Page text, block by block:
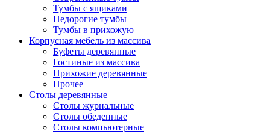
Тумбы с ящиками
Недорогие тумбы
Тумбы в прихожую
Корпусная мебель из массива
Буфеты деревянные
Гостиные из массива
Прихожие деревянные
Прочее
Столы деревянные
Столы журнальные
Столы обеденные
Столы компьютерные